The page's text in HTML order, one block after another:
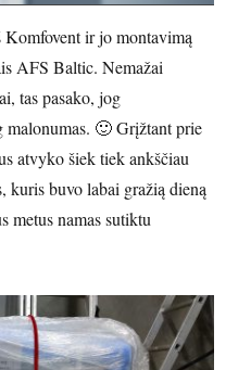
Komfovent ir jo montavimą
AFS Baltic. Nemažai
tas pasako, jog
malonumas. 🙂 Grįžtant prie
atvyko šiek tiek ankščiau
kuris buvo labai gražią dieną
metus namas sutiktu